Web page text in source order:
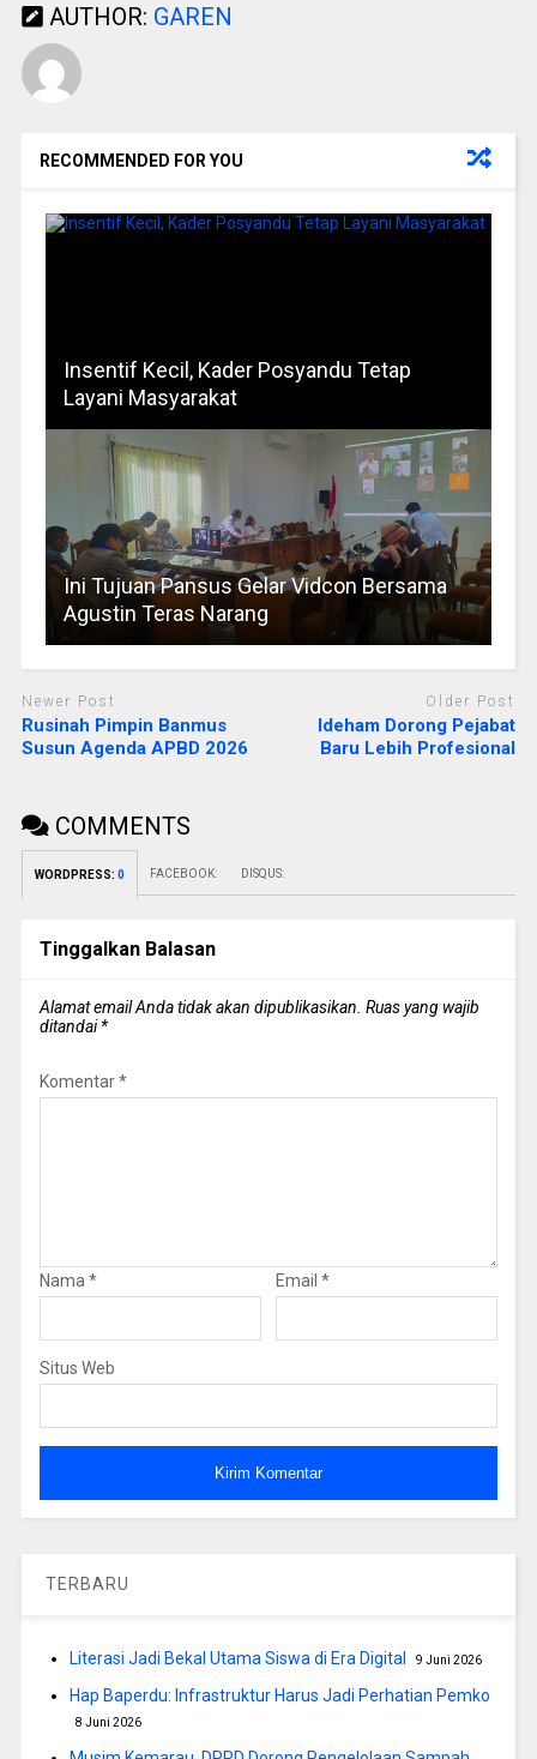
AUTHOR: GAREN
RECOMMENDED FOR YOU
Insentif Kecil, Kader Posyandu Tetap
Layani Masyarakat
Ini Tujuan Pansus Gelar Vidcon Bersama
Agustin Teras Narang
Newer Post
Rusinah Pimpin Banmus
Susun Agenda APBD 2026
Older Post
Ideham Dorong Pejabat
Baru Lebih Profesional
COMMENTS
WORDPRESS: 0 FACEBOOK: DISQUS:
Tinggalkan Balasan
Alamat email Anda tidak akan dipublikasikan. Ruas yang wajib
ditandai*
Komentar*
Nama* Email *
Situs Web
TERBARU
Literasi Jadi Bekal Utama Siswa di Era Digital 9 Juni 2026
Hap Baperdu: Infrastruktur Harus Jadi Perhatian Pemko
8 Juni 2026